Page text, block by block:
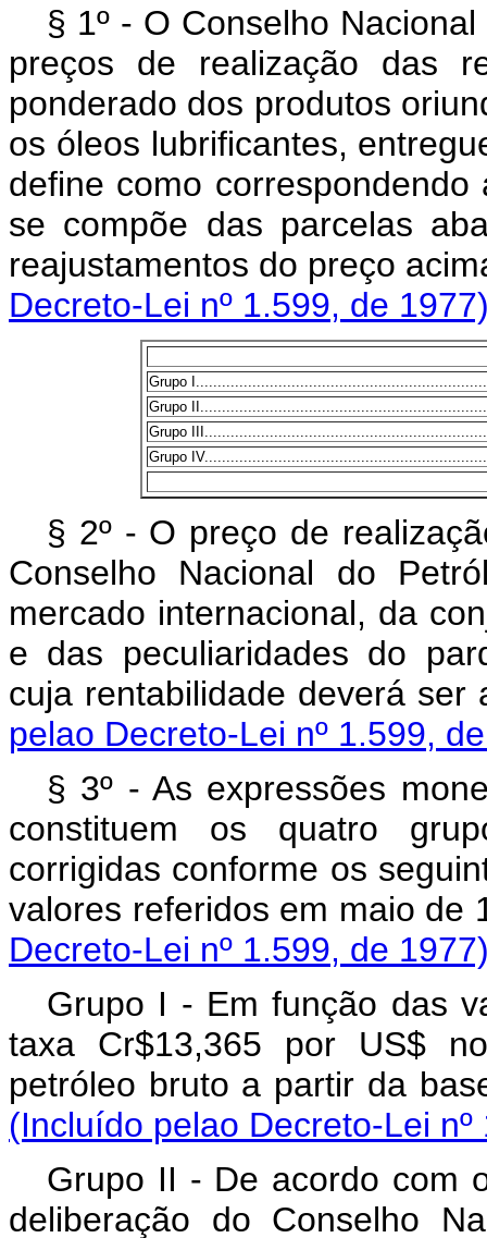
§ 1º - O Conselho
preços de realização das
ponderado dos produtos
os óleos lubrificantes,
define como
se compõe das parcelas
reajustamentos do preço
Decreto-Lei nº 1.599, de
Grupo
Grupo
Grupo
Grupo
§ 2º - O preço de
Conselho Nacional do
mercado internacional, da
e das peculiaridades do
cuja rentabilidade
pelao Decreto-Lei nº 1.599,
§ 3º - As expressões
constituem os quatro
corrigidas conforme os
valores referidos em
Decreto-Lei nº 1.599, de
Grupo I - Em função das
taxa Cr$13,365 por US$
petróleo bruto a partir da
(Incluído pelao Decreto-Lei
Grupo II - De acordo com
deliberação do